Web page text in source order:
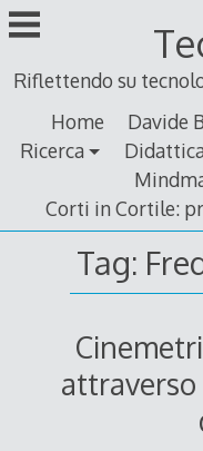
Skip
to
Riflettendo su
Home
Davide
Ricerca
Corti in Cortile:
Tag: